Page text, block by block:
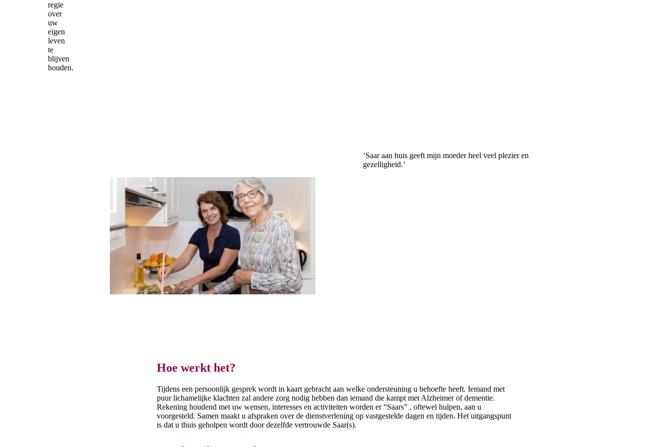
regie
over
uw
eigen
leven
te
blijven
houden.
‘Saar aan huis geeft mijn moeder heel veel plezier en
gezelligheid.’
Hoe werkt het?
Tijdens een persoonlijk gesprek wordt in kaart gebracht aan welke ondersteuning u behoefte heeft. Iemand met
puur lichamelijke klachten zal andere zorg nodig hebben dan iemand die kampt met Alzheimer of dementie.
Rekening houdend met uw wensen, interesses en activiteiten worden er “Saars” , oftewel hulpen, aan u
voorgesteld. Samen maakt u afspraken over de dienstverlening op vastgestelde dagen en tijden. Het uitgangspunt
is dat u thuis geholpen wordt door dezelfde vertrouwde Saar(s).